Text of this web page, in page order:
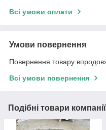
Всі умови оплати
Умови повернення
Повернення товару
Всі умови повернення
Подібні товари компанії